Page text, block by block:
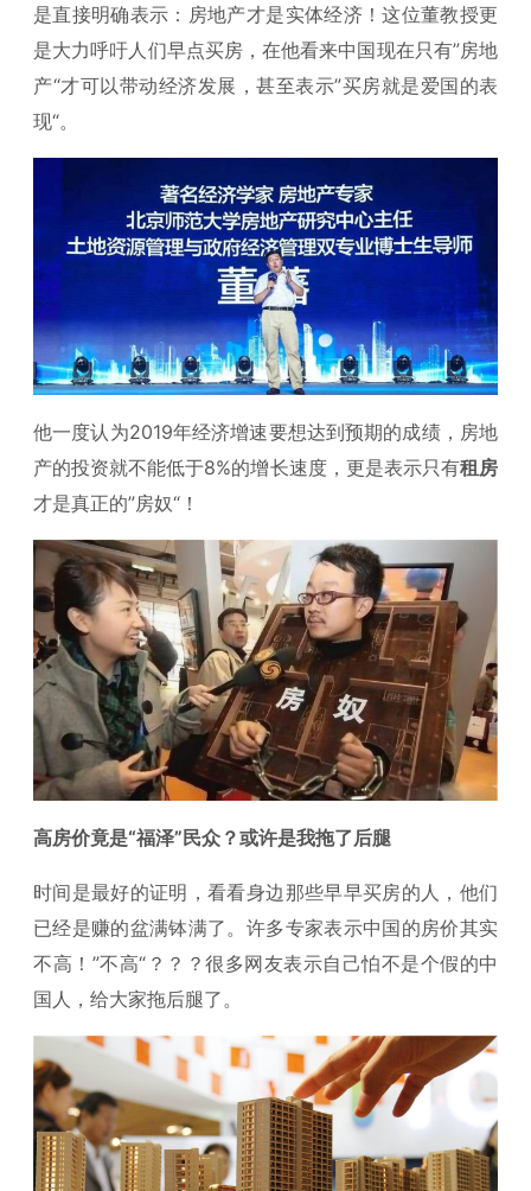
是直接明确表示：房地产才是实体经济！这位董教授更
是大力呼吁人们早点买房，在他看来中国现在只有”房地
产“才可以带动经济发展，甚至表示”买房就是爱国的表
现“。
他一度认为2019年经济增速要想达到预期的成绩，房地
产的投资就不能低于8%的增长速度，更是表示只有租房
才是真正的”房奴“！
高房价竟是“福泽”民众？或许是我拖了后腿
时间是最好的证明，看看身边那些早早买房的人，他们
已经是赚的盆满钵满了。许多专家表示中国的房价其实
不高！”不高“？？？很多网友表示自己怕不是个假的中
国人，给大家拖后腿了。